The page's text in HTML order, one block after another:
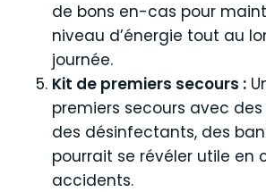
de bons en-cas pour
niveau d’énergie tout au
journée.
Kit de premiers secours :
premiers secours avec
des désinfectants, des
pourrait se révéler utile en
accidents.